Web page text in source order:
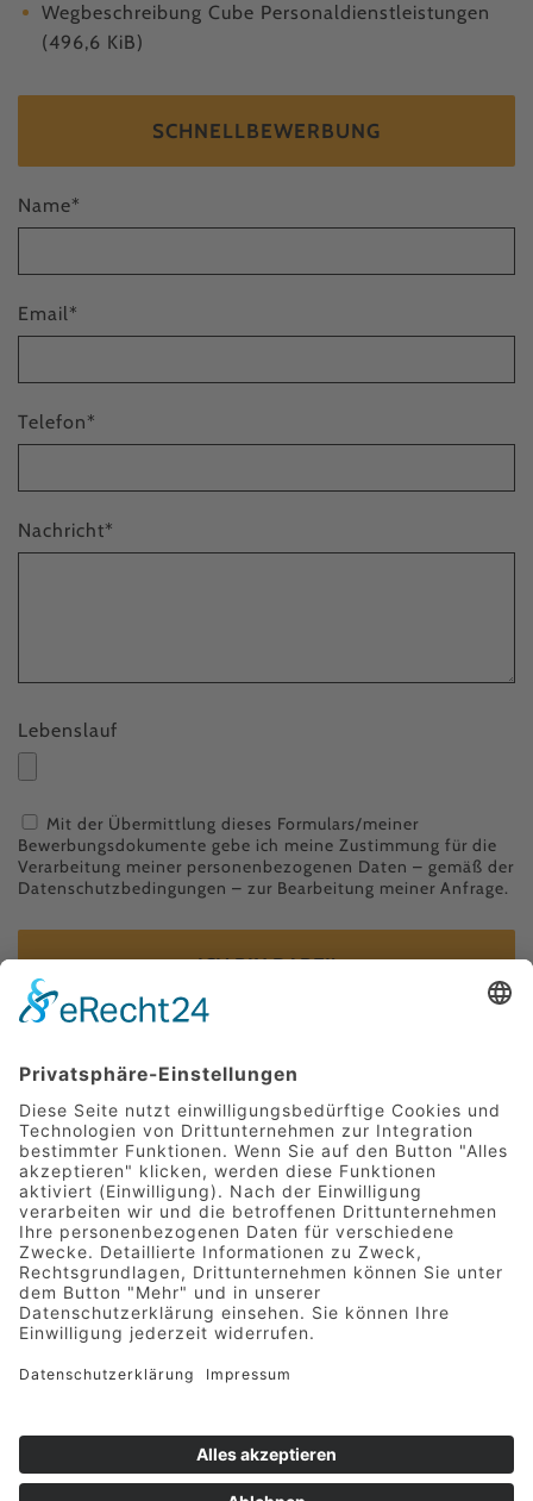
Wegbeschreibung Cube Personaldienstleistungen
(496,6 KiB)
SCHNELLBEWERBUNG
Name*
Email*
Telefon*
Nachricht*
Lebenslauf
Mit der Übermittlung dieses Formulars/meiner
Bewerbungsdokumente gebe ich meine Zustimmung für die
Verarbeitung meiner personenbezogenen Daten – gemäß der
Datenschutzbedingungen – zur Bearbeitung meiner Anfrage.
ICH BIN DABEI!
Impressum Datenschutz Cookie-Einstellungen
Cube Personaldienstleistungen GmbH
T +43 (0)316 931204-0
Eoffice@cube-personal.at